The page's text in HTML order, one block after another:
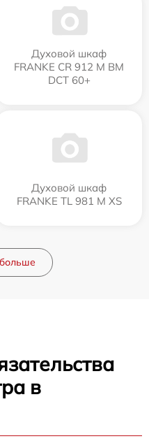
Духовой шкаф
FRANKE CR 912 M BM
DCT 60+
Духовой шкаф
FRANKE TL 981 M XS
в